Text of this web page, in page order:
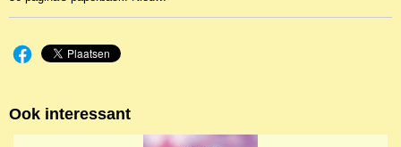
Ook interessant